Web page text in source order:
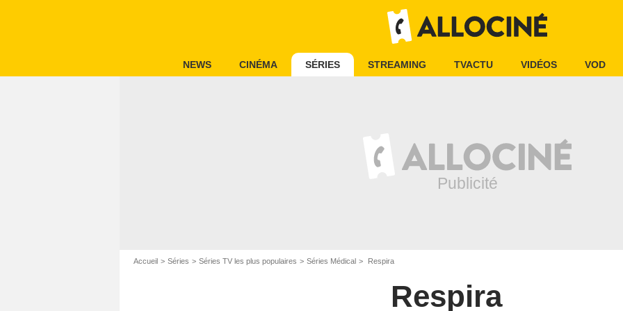
NEWS CINÉMA SÉRIES STREAMING TVACTU VIDÉOS VOD
Accueil Séries Séries TV les plus populaires Séries Médical Respira
Respira